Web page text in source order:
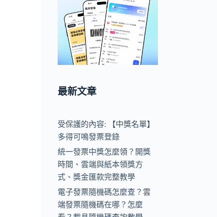
最新文章
受保護的內容: 【中獎名單】
多得可鳴發票登錄
統一發票中獎怎麼領？開獎
時間、雲端與紙本領獎方
式、獎金匯款完整教學
電子發票隨機碼怎麼查？雲
端發票隨機碼在哪？怎麼